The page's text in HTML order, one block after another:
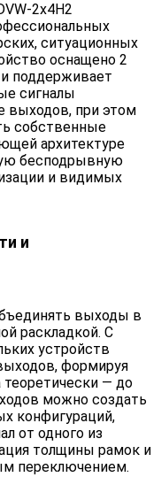
2x4H2
ситуационных
оснащено 2
поддерживает
сигналы
выходов, при этом
собственные
архитектуре
бесподрывную
и видимых
и
выходы в
раскладкой. С
устройств
формируя
— до
можно создать
конфигураций,
от одного из
толщины рамок и
переключением.